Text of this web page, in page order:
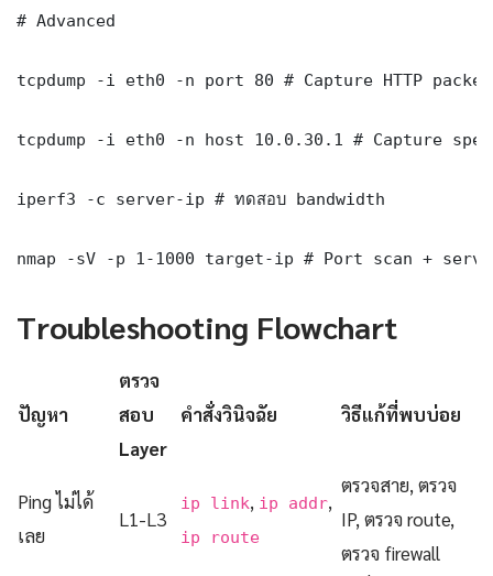
# Advanced
tcpdump -i eth0 -n port 80 # Capture HTTP
tcpdump -i eth0 -n host 10.0.30.1 # Capture
iperf3 -c server-ip # ทดสอบ bandwidth
nmap -sV -p 1-1000 target-ip # Port scan +
Troubleshooting Flowchart
ปัญหา
ตรวจ
สอบ
Layer
คำสั่งวินิจฉัย วิธีแก้ที่พบบ่อย
Ping ไม่ได้
เลย
L1-L3
ip link, ip addr,
ip route
ตรวจสาย, ตรวจ
IP, ตรวจ route,
ตรวจ firewall